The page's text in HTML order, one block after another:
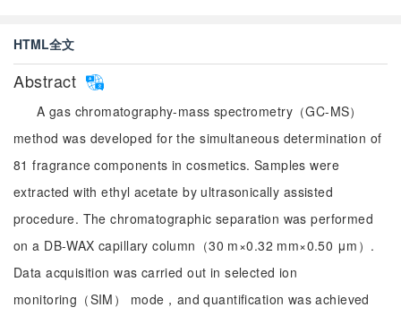
HTML全文
Abstract
A gas chromatography-mass spectrometry（GC-MS）
method was developed for the simultaneous determination of
81 fragrance components in cosmetics. Samples were
extracted with ethyl acetate by ultrasonically assisted
procedure. The chromatographic separation was performed
on a DB-WAX capillary column（30 m×0.32 mm×0.50 μm）.
Data acquisition was carried out in selected ion
monitoring（SIM） mode，and quantification was achieved